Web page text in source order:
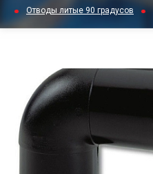
Отводы литые 90 градусов